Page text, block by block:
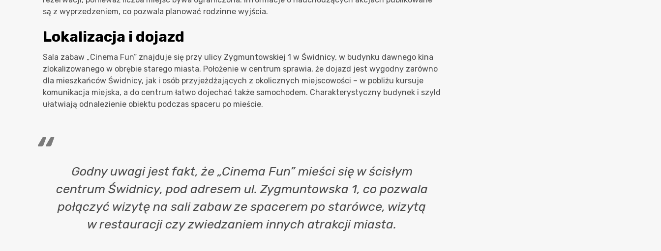
są z wyprzedzeniem, co pozwala planować rodzinne wyjścia.
Lokalizacja i dojazd
Sala zabaw „Cinema Fun” znajduje się przy ulicy Zygmuntowskiej 1 w Świdnicy, w budynku dawnego kina
zlokalizowanego w obrębie starego miasta. Położenie w centrum sprawia, że dojazd jest wygodny zarówno
dla mieszkańców Świdnicy, jak i osób przyjeżdżających z okolicznych miejscowości – w pobliżu kursuje
komunikacja miejska, a do centrum łatwo dojechać także samochodem. Charakterystyczny budynek i szyld
ułatwiają odnalezienie obiektu podczas spaceru po mieście.
Godny uwagi jest fakt, że „Cinema Fun” mieści się w ścisłym
centrum Świdnicy, pod adresem ul. Zygmuntowska 1, co pozwala
połączyć wizytę na sali zabaw ze spacerem po starówce, wizytą
w restauracji czy zwiedzaniem innych atrakcji miasta.